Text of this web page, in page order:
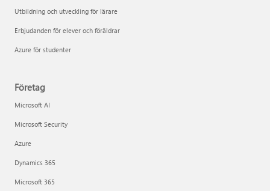
Utbildning och utveckling för lärare
Erbjudanden för elever och föräldrar
Azure för studenter
Företag
Microsoft AI
Microsoft Security
Azure
Dynamics 365
Microsoft 365